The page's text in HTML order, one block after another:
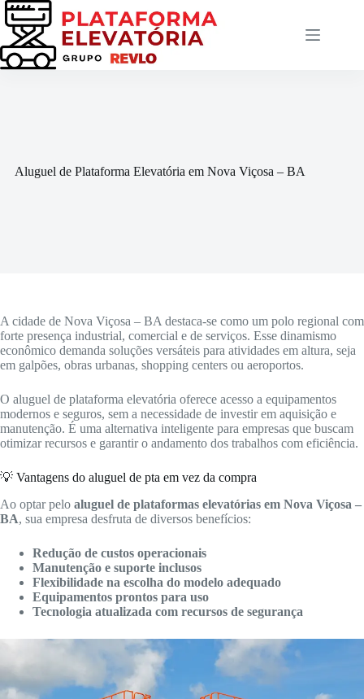
Pular
para
conteúdo
Aluguel de Plataforma Elevatória em Nova Viçosa – BA
A cidade de Nova Viçosa – BA destaca-se como um polo regional com
forte presença industrial, comercial e de serviços. Esse dinamismo
econômico demanda soluções versáteis para atividades em altura, seja
em galpões, obras urbanas, shopping centers ou aeroportos.
O aluguel de plataforma elevatória oferece acesso a equipamentos
modernos e seguros, sem a necessidade de investir em aquisição e
manutenção. É uma alternativa inteligente para empresas que buscam
otimizar recursos e garantir o andamento dos trabalhos com eficiência.
💡 Vantagens do aluguel de pta em vez da compra
Ao optar pelo aluguel de plataformas elevatórias em Nova Viçosa –
BA, sua empresa desfruta de diversos benefícios:
Redução de custos operacionais
Manutenção e suporte inclusos
Flexibilidade na escolha do modelo adequado
Equipamentos prontos para uso
Tecnologia atualizada com recursos de segurança